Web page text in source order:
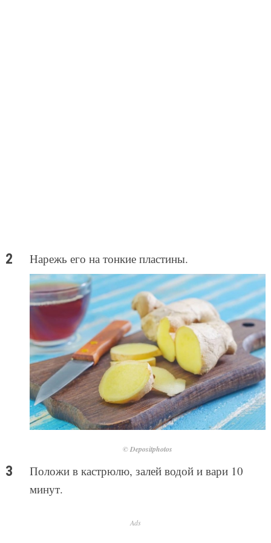
Нарежь его на тонкие пластины.
© Depositphotos
Положи в кастрюлю, залей водой и вари 10
минут.
Ads